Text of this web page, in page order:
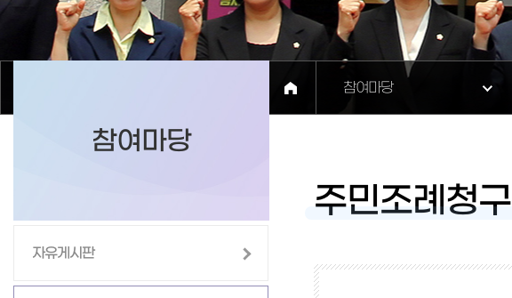
참여마당
참여마당
자유게시판
주민조례청구